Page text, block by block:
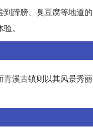
蹄膀、臭豆腐等地道的
。
青溪古镇则以其风景秀丽